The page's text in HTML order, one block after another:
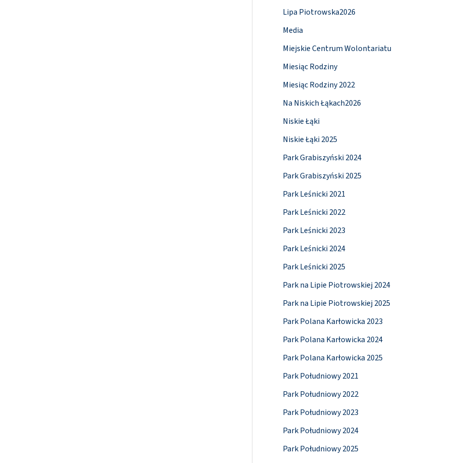
Lipa Piotrowska2026
Media
Miejskie Centrum Wolontariatu
Miesiąc Rodziny
Miesiąc Rodziny 2022
Na Niskich Łąkach2026
Niskie Łąki
Niskie Łąki 2025
Park Grabiszyński 2024
Park Grabiszyński 2025
Park Leśnicki 2021
Park Leśnicki 2022
Park Leśnicki 2023
Park Leśnicki 2024
Park Leśnicki 2025
Park na Lipie Piotrowskiej 2024
Park na Lipie Piotrowskiej 2025
Park Polana Karłowicka 2023
Park Polana Karłowicka 2024
Park Polana Karłowicka 2025
Park Południowy 2021
Park Południowy 2022
Park Południowy 2023
Park Południowy 2024
Park Południowy 2025